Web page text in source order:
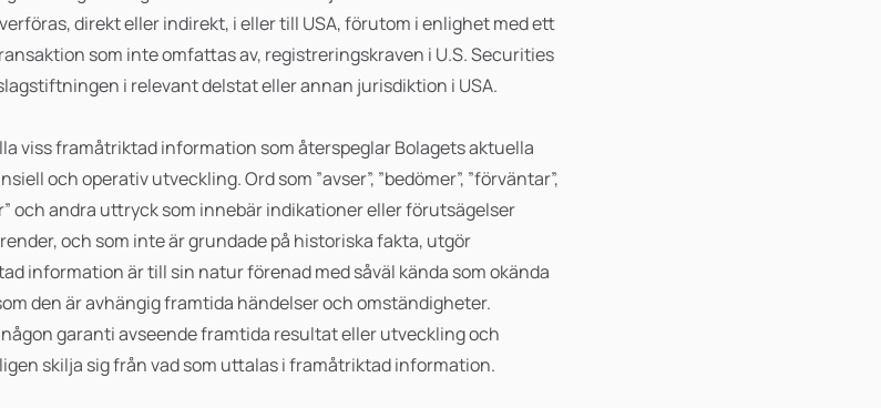
direkt eller indirekt, i eller till USA, förutom i enlighet med ett
som inte omfattas av, registreringskraven i U.S. Securities
i relevant delstat eller annan jurisdiktion i USA.
viss framåtriktad information som återspeglar Bolagets aktuella
och operativ utveckling. Ord som ”avser”, ”bedömer”, ”förväntar”,
och andra uttryck som innebär indikationer eller förutsägelser
och som inte är grundade på historiska fakta, utgör
information är till sin natur förenad med såväl kända som okända
den är avhängig framtida händelser och omständigheter.
garanti avseende framtida resultat eller utveckling och
skilja sig från vad som uttalas i framåtriktad information.